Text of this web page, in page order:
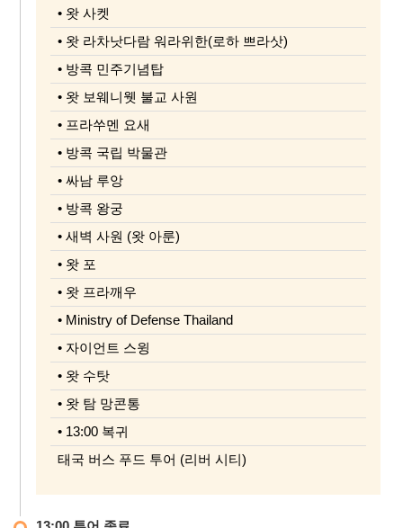
• 왓 사켓
• 왓 라차낫다람 워라위한(로하 쁘라삿)
• 방콕 민주기념탑
• 왓 보웨니웻 불교 사원
• 프라쑤멘 요새
• 방콕 국립 박물관
• 싸남 루앙
• 방콕 왕궁
• 새벽 사원 (왓 아룬)
• 왓 포
• 왓 프라깨우
• Ministry of Defense Thailand
• 자이언트 스윙
• 왓 수탓
• 왓 탐 망콘통
• 13:00 복귀
태국 버스 푸드 투어 (리버 시티)